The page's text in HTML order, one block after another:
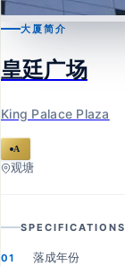
皇廷广场
King Palace Plaza
大厦简介
皇廷广场
King Palace Plaza
A
观塘
SPECIFICATIONS
01 落成年份